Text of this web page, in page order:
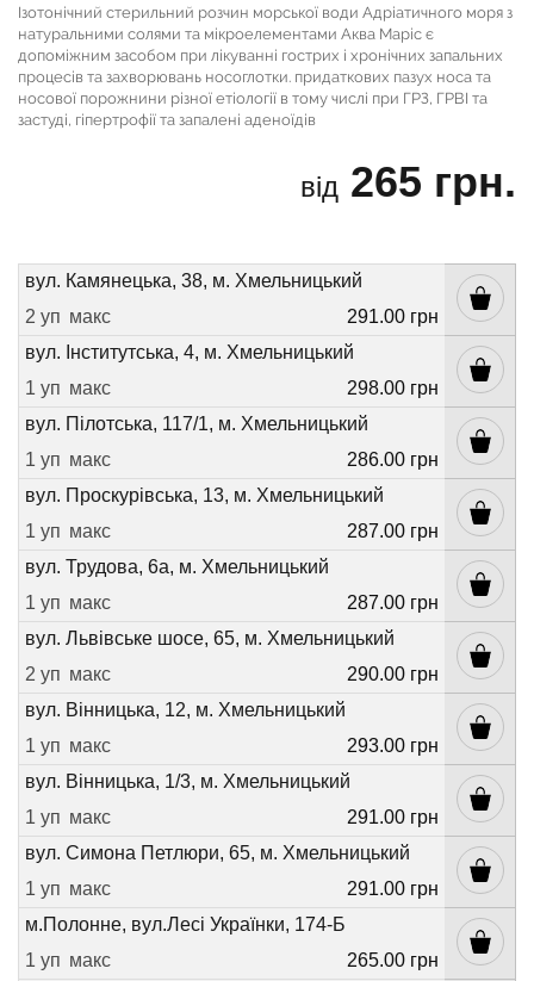
Ізотонічний стерильний розчин морської води Адріатичного моря з
натуральними солями та мікроелементами Аква Маріс є
допоміжним засобом при лікуванні гострих і хронічних запальних
процесів та захворювань носоглотки. придаткових пазух носа та
носової порожнини різної етіології в тому числі при ГРЗ, ГРВІ та
застуді, гіпертрофії та запалені аденоїдів
від 265 грн.
вул. Камянецька, 38, м. Хмельницький
2 уп макс
291.00 грн
вул. Інститутська, 4, м. Хмельницький
1 уп макс
298.00 грн
вул. Пілотська, 117/1, м. Хмельницький
1 уп макс
286.00 грн
вул. Проскурівська, 13, м. Хмельницький
1 уп макс
287.00 грн
вул. Трудова, 6а, м. Хмельницький
1 уп макс
287.00 грн
вул. Львівське шосе, 65, м. Хмельницький
2 уп макс
290.00 грн
вул. Вінницька, 12, м. Хмельницький
1 уп макс
293.00 грн
вул. Вінницька, 1/3, м. Хмельницький
1 уп макс
291.00 грн
вул. Симона Петлюри, 65, м. Хмельницький
1 уп макс
291.00 грн
м.Полонне, вул.Лесі Українки, 174-Б
1 уп макс
265.00 грн